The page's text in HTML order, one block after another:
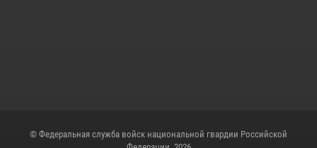
© Федеральная служба войск национальной гвардии Российской